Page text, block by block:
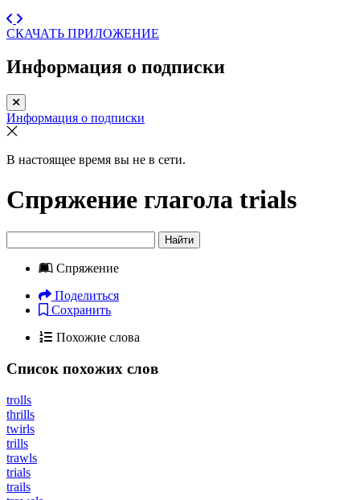
СКАЧАТЬ ПРИЛОЖЕНИЕ
Информация о подписки
Информация о подписки
В настоящее время вы не в сети.
Спряжение глагола trials
Найти
Спряжение
Поделиться
Сохранить
Похожие слова
Список похожих слов
trolls
thrills
twirls
trills
trawls
trials
trails